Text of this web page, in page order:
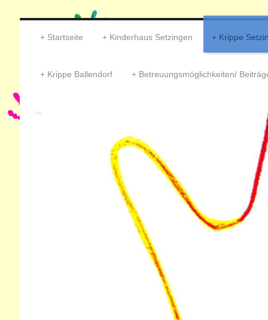
Startseite Kinderhaus Setzingen Krippe
Krippe Ballendorf Betreuungsmöglichkeiten/